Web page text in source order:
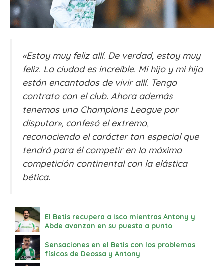
«Estoy muy feliz allí. De verdad, estoy muy
feliz. La ciudad es increíble. Mi hijo y mi hija
están encantados de vivir allí. Tengo
contrato con el club. Ahora además
tenemos una Champions League por
disputar», confesó el extremo,
reconociendo el carácter tan especial que
tendrá para él competir en la máxima
competición continental con la elástica
bética.
El Betis recupera a Isco mientras Antony y
Abde avanzan en su puesta a punto
Sensaciones en el Betis con los problemas
físicos de Deossa y Antony